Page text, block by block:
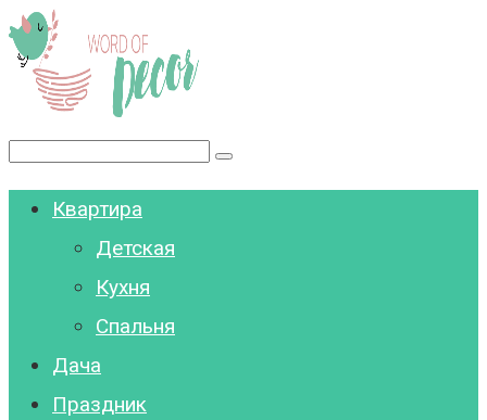
Перейти
к
контенту
Поиск:
Квартира
Детская
Кухня
Спальня
Дача
Праздник